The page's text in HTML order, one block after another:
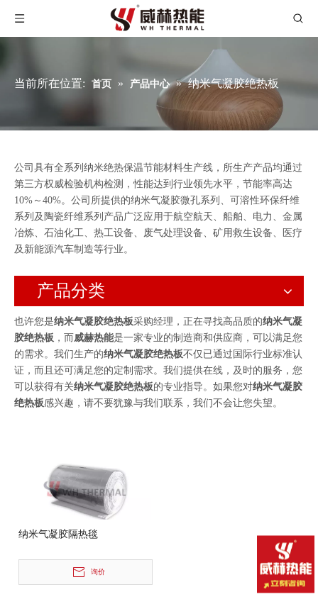
当前所在位置: 首页 » 产品中心 » 纳米气凝胶绝热板
公司具有全系列纳米绝热保温节能材料生产线，所生产产品均通过
第三方权威检验机构检测，性能达到行业领先水平，节能率高达
10%～40%。公司所提供的纳米气凝胶微孔系列、可溶性环保纤维
系列及陶瓷纤维系列产品广泛应用于航空航天、船舶、电力、金属
冶炼、石油化工、热工设备、废气处理设备、矿用救生设备、医疗
及新能源汽车制造等行业。
产品分类
也许您是纳米气凝胶绝热板采购经理，正在寻找高品质的纳米气凝
胶绝热板 ，而威赫热能是一家专业的制造商和供应商，可以满足您
的需求。我们生产的纳米气凝胶绝热板不仅已通过国际行业标准认
证，而且还可满足您的定制需求。我们提供在线，及时的服务，您
可以获得有关纳米气凝胶绝热板的专业指导。如果您对纳米气凝胶
绝热板感兴趣，请不要犹豫与我们联系，我们不会让您失望。
纳米气凝胶隔热毯
询价